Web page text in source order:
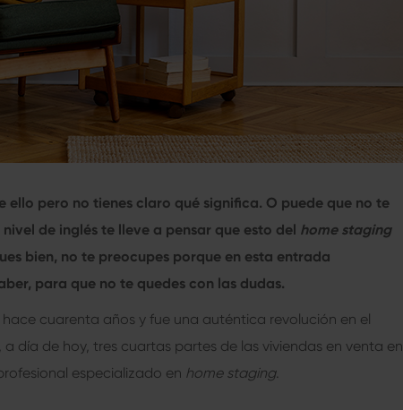
ello pero no tienes claro qué significa. O puede que no te
de inglés te lleve a pensar que esto del home staging
bien, no te preocupes porque en esta entrada
para que no te quedes con las dudas.
cuarenta años y fue una auténtica revolución en el
día de hoy, tres cuartas partes de las viviendas en venta en
especializado en home staging.